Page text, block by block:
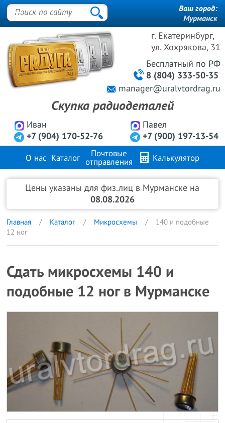
г. Екатеринбург,
ул. Хохрякова, 31
Иван
+7 (904) 170-52-76
Павел
+7 (900) 197-13-54
Бесплатный по РФ
8 (804) 333-50-35
manager@uralvtordrag.ru
Скупка радиодеталей
Ваш город:
Мурманск
О нас Каталог
Почтовые
отправления
Калькулятор
Продажа металлов Контакты
Цены указаны для физ.лиц в Мурманске на
08.08.2026
Главная Каталог Микросхемы
140 и подобные
12 ног
Сдать микросхемы 140 и
подобные 12 ног в Мурманске